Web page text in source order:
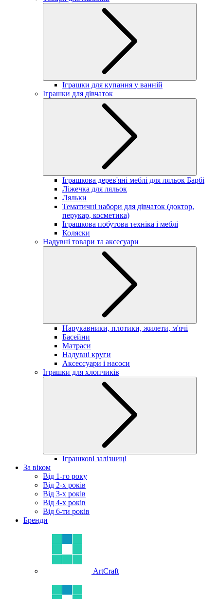
Іграшки для купання у ванній
Іграшки для дівчаток
Іграшкова дерев'яні меблі для ляльок Барбі
Ліжечка для ляльок
Ляльки
Тематичні набори для дівчаток (доктор,
перукар, косметика)
Іграшкова побутова техніка і меблі
Коляски
Надувні товари та аксесуари
Нарукавники, плотики, жилети, м'ячі
Басейни
Матраси
Надувні круги
Аксессуари і насоси
Іграшки для хлопчиків
Іграшкові залізниці
За віком
Від 1-го року
Від 2-х років
Від 3-х років
Від 4-х років
Від 6-ти років
Бренди
ArtCraft